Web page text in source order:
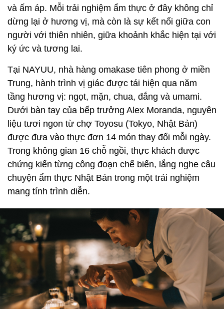
và ấm áp. Mỗi trải nghiệm ẩm thực ở đây không chỉ
dừng lại ở hương vị, mà còn là sự kết nối giữa con
người với thiên nhiên, giữa khoảnh khắc hiện tại với
ký ức và tương lai.
Tại NAYUU, nhà hàng omakase tiên phong ở miền
Trung, hành trình vị giác được tái hiện qua năm
tầng hương vị: ngọt, mặn, chua, đắng và umami.
Dưới bàn tay của bếp trưởng Alex Moranda, nguyên
liệu tươi ngon từ chợ Toyosu (Tokyo, Nhật Bản)
được đưa vào thực đơn 14 món thay đổi mỗi ngày.
Trong không gian 16 chỗ ngồi, thực khách được
chứng kiến từng công đoạn chế biến, lắng nghe câu
chuyện ẩm thực Nhật Bản trong một trải nghiệm
mang tính trình diễn.